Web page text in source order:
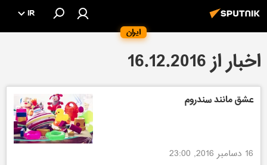
ایران
IR
اخبار از 16.12.2016
عشق مانند سندروم
16 دسامبر 2016, 23:00